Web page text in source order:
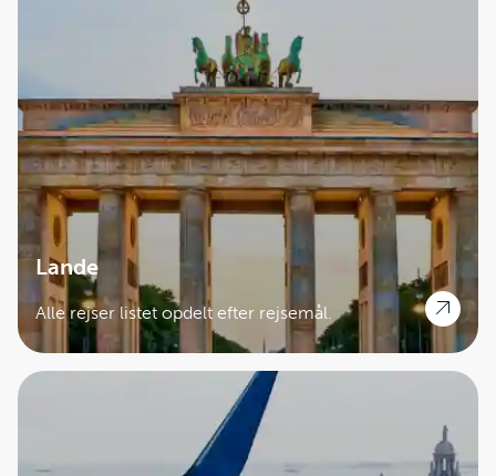
Lande
Alle rejser listet opdelt efter rejsemål.